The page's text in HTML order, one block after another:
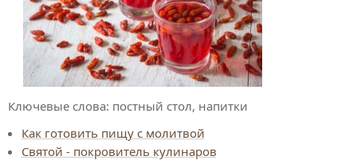
Ключевые слова: постный стол, напитки
Как готовить пищу с молитвой
Святой - покровитель кулинаров